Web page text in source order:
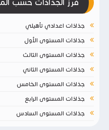
فرز الجذاذات حسب
جذاذات اعدادي تأهيلي
جذاذات المستوى الأول
جذاذات المستوى الثالث
جذاذات المستوى الثاني
جذاذات المستوى الخامس
جذاذات المستوى الرابع
جذاذات المستوى السادس